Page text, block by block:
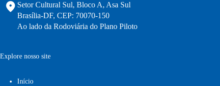
Setor Cultural Sul, Bloco A, Asa Sul
Brasília-DF, CEP: 70070-150
Ao lado da Rodoviária do Plano Piloto
Explore nosso site
Início